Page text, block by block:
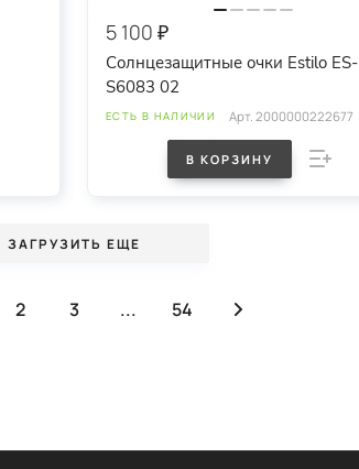
5 100 ₽
Солнцезащитные очки Estilo ES-
S6083 02
ЕСТЬ В НАЛИЧИИ Арт.2000000222677
В КОРЗИНУ
ЗАГРУЗИТЬ ЕЩЕ
2 3 ... 54